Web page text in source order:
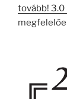
tovább!